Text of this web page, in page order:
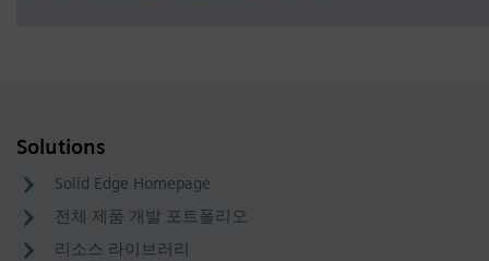
Solutions
Solid Edge Homepage
전체 제품 개발 포트폴리오
리소스 라이브러리